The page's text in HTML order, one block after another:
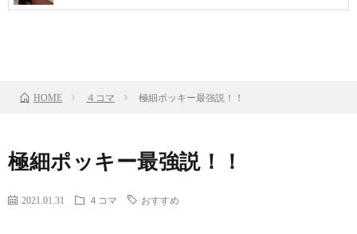
HOME ４コマ 極細ポッキー最強説！！
極細ポッキー最強説！！
2021.01.31 ４コマ おすすめ